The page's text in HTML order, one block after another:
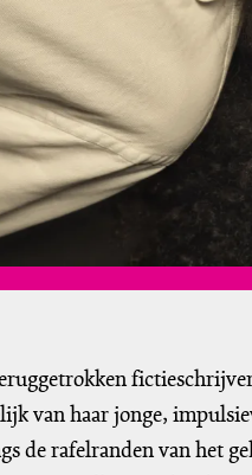
van haar jonge,
de rafelranden van het